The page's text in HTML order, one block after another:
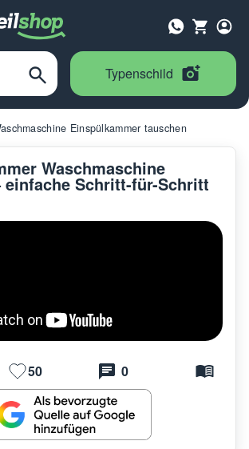
Typenschild
Einspülkammer tauschen
Waschmaschine
einfache Schritt-für-Schritt
50 0